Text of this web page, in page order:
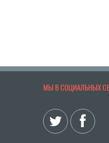
МЫ В СОЦИАЛЬНЫХ